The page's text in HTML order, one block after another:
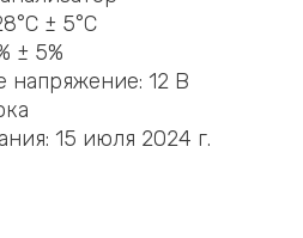
± 5°C
± 5%
напряжение: 12 В
15 июля 2024 г.